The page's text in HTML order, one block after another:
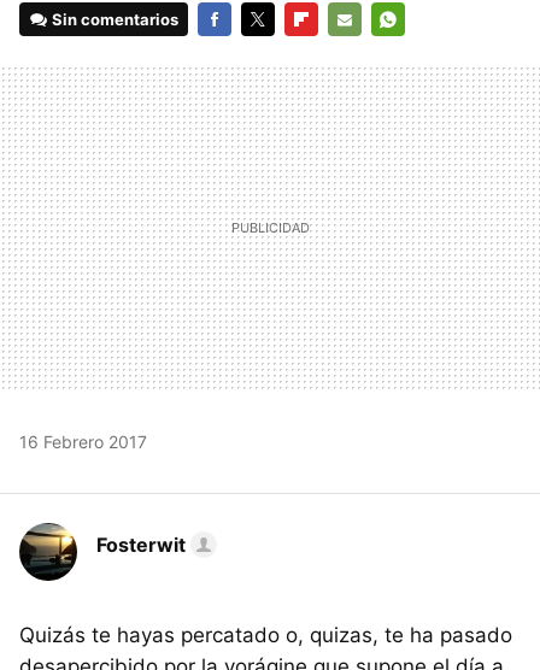
Sin comentarios
MAIL
16 Febrero 2017
Fosterwit
Quizás te hayas percatado o, quizas, te ha pasado